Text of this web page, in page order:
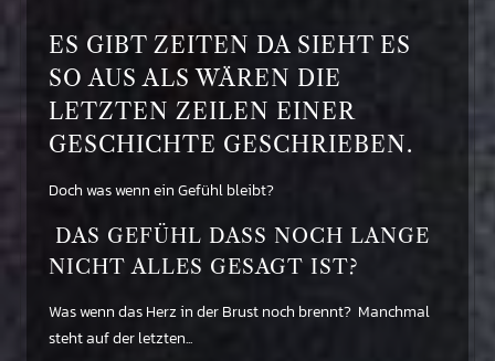
ES GIBT ZEITEN DA SIEHT ES
SO AUS ALS WÄREN DIE
LETZTEN ZEILEN EINER
GESCHICHTE GESCHRIEBEN.
Doch was wenn ein Gefühl bleibt?
DAS GEFÜHL DASS NOCH LANGE
NICHT ALLES GESAGT IST?
Was wenn das Herz in der Brust noch brennt? Manchmal
steht auf der letzten...